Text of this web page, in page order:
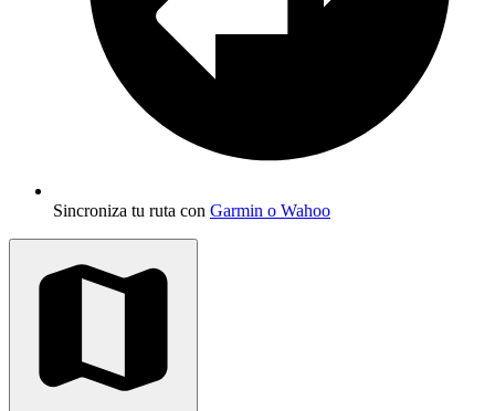
Sincroniza tu ruta con Garmin o Wahoo